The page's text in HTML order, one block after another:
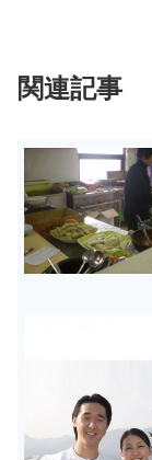
関連記事